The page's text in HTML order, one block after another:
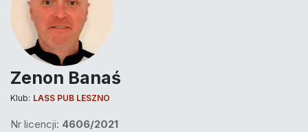
Zenon Banaś
Klub: LASS PUB LESZNO
Nr licencji: 4606/2021